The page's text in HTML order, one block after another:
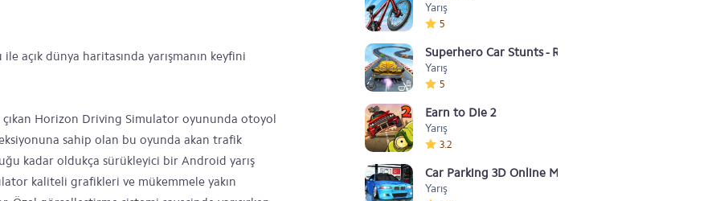
açık dünya haritasında yarışmanın keyfini
çıkan Horizon Driving Simulator oyununda otoyol
sahip olan bu oyunda akan trafik
kadar oldukça sürükleyici bir Android yarış
kaliteli grafikleri ve mükemmele yakın
Yarış
5
Superhero Car Stunts - Racing Car Games
Yarış
5
Earn to Die 2
Yarış
3.2
Car Parking 3D Online Modifiye
Yarış